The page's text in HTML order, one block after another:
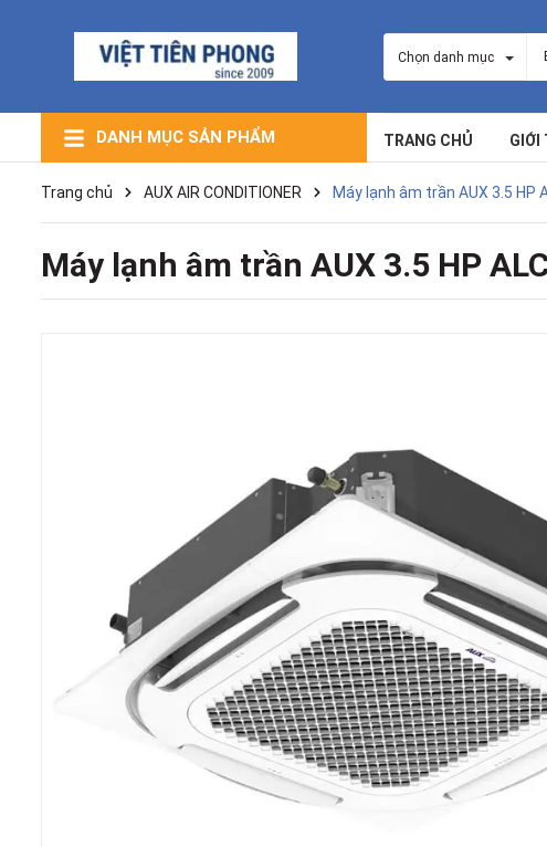
Chọn danh mục
DANH MỤC SẢN PHẨM TRANG CHỦ GIỚI
Trang chủ AUX AIR CONDITIONER Máy lạnh âm trần AUX 3.5 HP
Máy lạnh âm trần AUX 3.5 HP